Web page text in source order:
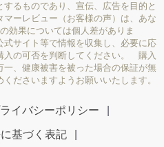
るものであり、宣伝、広告を目的と
ーレビュー（お客様の声）は、あな
効果については個人差がありま
サイト等で情報を収集し、必要に応
入の可否を判断してください。 購入
、健康被害を被った場合の保証が無
ださいますようお願いいたします。
イバシーポリシー
基づく表記